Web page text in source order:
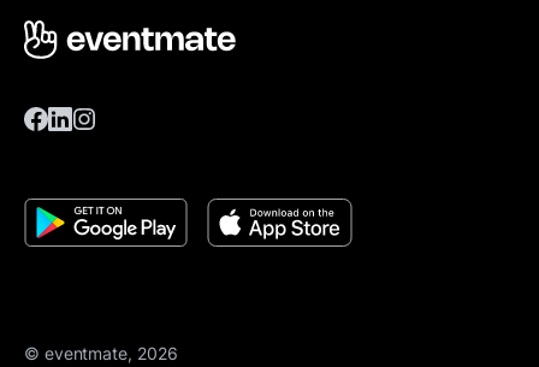
© eventmate, 2026